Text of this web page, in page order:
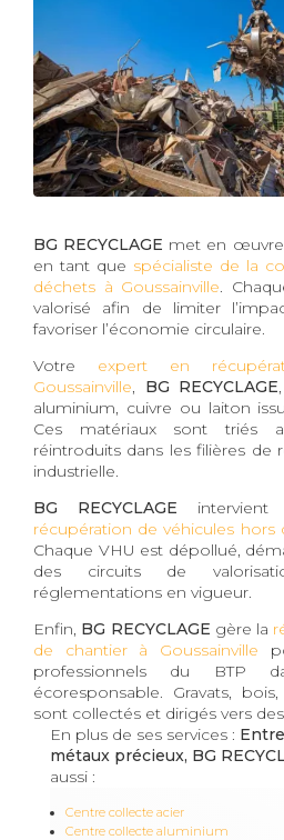
BG RECYCLAGE met en œuvre
en tant que spécialiste de la
déchets à Goussainville.
valorisé afin de limiter
favoriser l’économie circulaire.
Votre expert en
Goussainville, BG RECYCLAGE
aluminium, cuivre ou laiton
Ces matériaux sont triés
réintroduits dans les filières
industrielle.
BG RECYCLAGE intervient
récupération de véhicules hors
Chaque VHU est dépollué,
des circuits de
réglementations en vigueur.
Enfin, BG RECYCLAGE gère la
de chantier à Goussainville
professionnels du BTP
écoresponsable. Gravats,
sont collectés et dirigés vers
En plus de ses services :
métaux précieux, BG
aussi :
Centre collecte acier
Centre collecte aluminium